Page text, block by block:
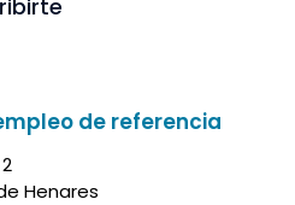
de referencia
Henares